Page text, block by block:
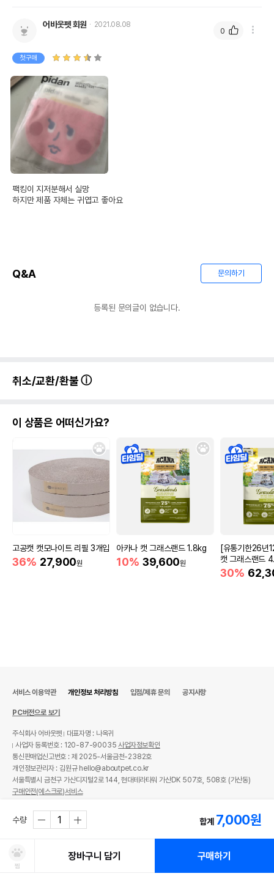
어바웃펫 회원 2021.08.08
첫구매
팩킹이 지저분해서 실망
하지만 제품 자체는 귀엽고 좋아요
0
Q&A 문의하기
등록된 문의글이 없습니다.
취소/교환/환불
이 상품은 어떠신가요?
고공캣 캣모나이트 리필 3개입
36% 27,900원
아카나 캣 그래스랜드 1.8kg
10% 39,600원
[유통기한26년
캣 그래스랜드
30%
수량 합계 7,000원
찜
장바구니 담기 구매하기
서비스 이용약관 개인정보 처리방침 입점/제휴 문의 공지사항
PC버전으로 보기
주식회사 어바웃펫
대표자명 : 나옥귀
사업자 등록번호 : 120-87-90035사업자정보확인
통신판매업신고번호 : 제 2025-서울금천-2382호
개인정보관리자 : 김원규 hello@aboutpet.co.kr
서울특별시 금천구 가산디지털2로 144, 현대테라타워 가산DK 507호, 508호 (가산동)
구매안전(에스크로)서비스